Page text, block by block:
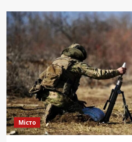
Чернівцях
юнак
чадним
Місто